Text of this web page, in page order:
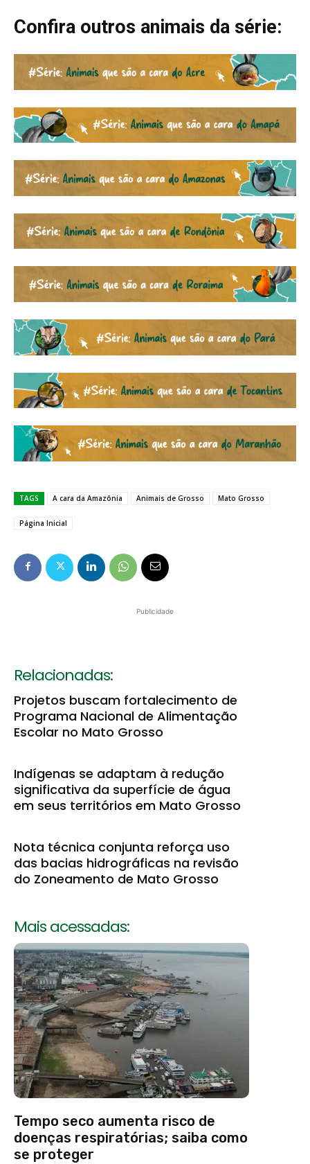
Confira outros animais da série:
TAGS A cara da Amazônia Animais de Grosso Mato Grosso
Página Inicial
Publicidade
Relacionadas:
Projetos buscam fortalecimento de
Programa Nacional de Alimentação
Escolar no Mato Grosso
Indígenas se adaptam à redução
significativa da superfície de água
em seus territórios em Mato Grosso
Nota técnica conjunta reforça uso
das bacias hidrográficas na revisão
do Zoneamento de Mato Grosso
Mais acessadas:
Tempo seco aumenta risco de
doenças respiratórias; saiba como
se proteger